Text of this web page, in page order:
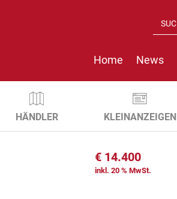
Home News
HÄNDLER KLEINANZEIGEN
€ 14.400
inkl. 20 % MwSt.